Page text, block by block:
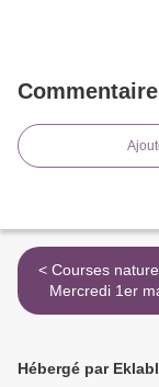
< Courses nature Baden -
Mercredi 1er
Hébergé par